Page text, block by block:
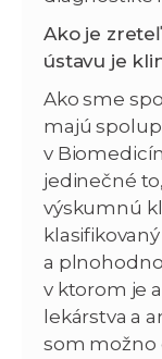
Ako je
ústavu je
Ako sme
majú
v
jedinečné
výskumnú
a
v ktorom je
lekárstva a
som možno